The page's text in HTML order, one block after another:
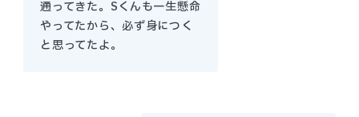
通ってきた。Sくんも一生懸命
やってたから、必ず身につく
と思ってたよ。